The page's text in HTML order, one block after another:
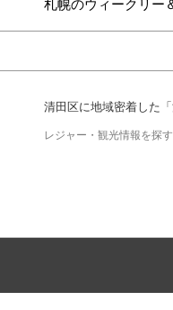
清田区に地域密着した
レジャー・観光情報を探す